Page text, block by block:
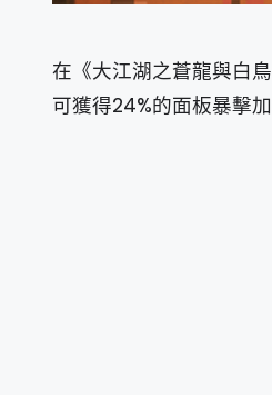
在《大江湖之蒼龍與白
可獲得24%的面板暴擊